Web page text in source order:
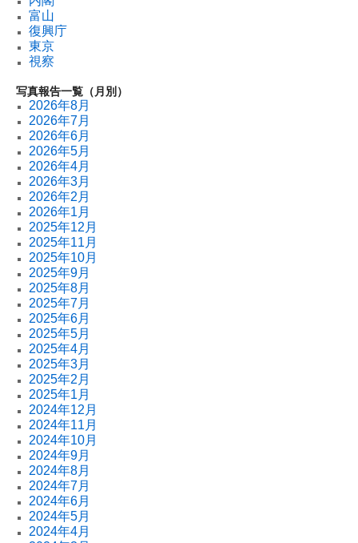
富山
復興庁
東京
視察
写真報告一覧（月別）
2026年8月
2026年7月
2026年6月
2026年5月
2026年4月
2026年3月
2026年2月
2026年1月
2025年12月
2025年11月
2025年10月
2025年9月
2025年8月
2025年7月
2025年6月
2025年5月
2025年4月
2025年3月
2025年2月
2025年1月
2024年12月
2024年11月
2024年10月
2024年9月
2024年8月
2024年7月
2024年6月
2024年5月
2024年4月